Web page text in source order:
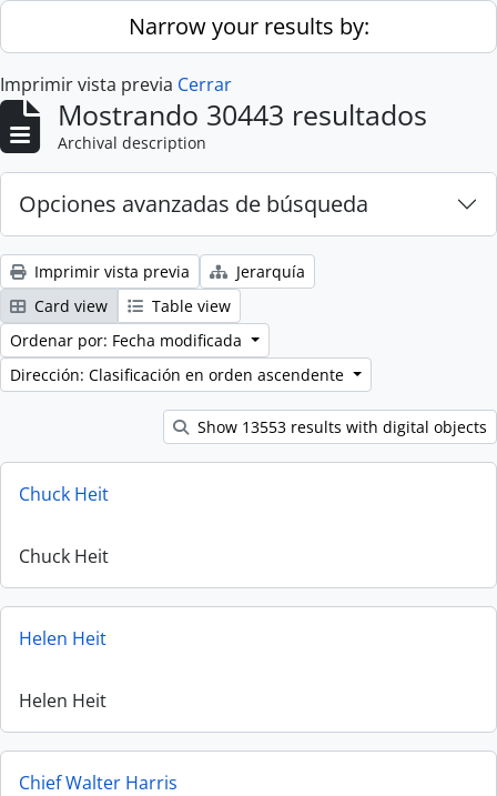
Skip to main contentNarrow your results by:
Imprimir vista previa Cerrar
Mostrando 30443 resultados
Archival description
Opciones avanzadas de búsqueda
Imprimir vista previa
Jerarquía
Card view
Table view
Ordenar por: Fecha modificada
Dirección: Clasificación en orden ascendente
Show 13553 results with digital objects
Chuck Heit
Chuck Heit
Helen Heit
Helen Heit
Chief Walter Harris